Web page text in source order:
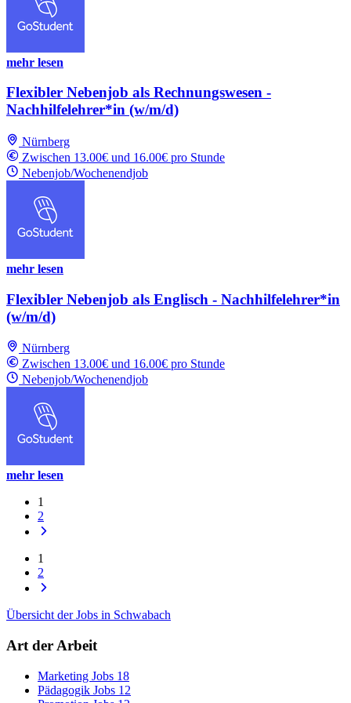
mehr lesen
Flexibler Nebenjob als Rechnungswesen -
Nachhilfelehrer*in (w/m/d)
Nürnberg
Zwischen 13.00€ und 16.00€ pro Stunde
Nebenjob/Wochenendjob
mehr lesen
Flexibler Nebenjob als Englisch - Nachhilfelehrer*in
(w/m/d)
Nürnberg
Zwischen 13.00€ und 16.00€ pro Stunde
Nebenjob/Wochenendjob
mehr lesen
1
2
1
2
Übersicht der Jobs in Schwabach
Art der Arbeit
Marketing Jobs 18
Pädagogik Jobs 12